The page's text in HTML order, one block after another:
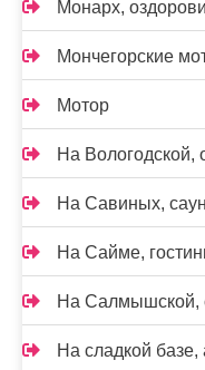
Монарх,
Мончегорские
Мотор
На Вологодской,
На Савиных,
На Сайме,
На Салмышской,
На сладкой базе,